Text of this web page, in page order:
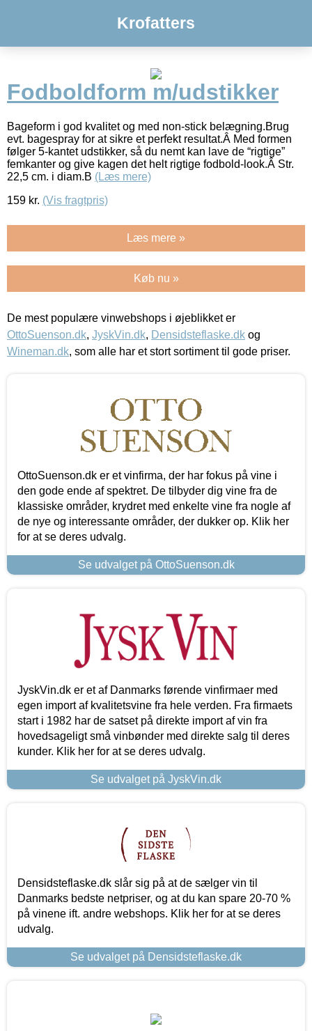
Krofatters
Fodboldform m/udstikker
Bageform i god kvalitet og med non-stick belægning.Brug
evt. bagespray for at sikre et perfekt resultat.Â Med formen
følger 5-kantet udstikker, så du nemt kan lave de “rigtige”
femkanter og give kagen det helt rigtige fodbold-look.Â Str.
22,5 cm. i diam.B (Læs mere)
159 kr. (Vis fragtpris)
Læs mere »
Køb nu »
De mest populære vinwebshops i øjeblikket er
OttoSuenson.dk, JyskVin.dk, Densidsteflaske.dk og
Wineman.dk, som alle har et stort sortiment til gode priser.
OttoSuenson.dk er et vinfirma, der har fokus på vine i
den gode ende af spektret. De tilbyder dig vine fra de
klassiske områder, krydret med enkelte vine fra nogle af
de nye og interessante områder, der dukker op. Klik her
for at se deres udvalg.
Se udvalget på OttoSuenson.dk
JyskVin.dk er et af Danmarks førende vinfirmaer med
egen import af kvalitetsvine fra hele verden. Fra firmaets
start i 1982 har de satset på direkte import af vin fra
hovedsageligt små vinbønder med direkte salg til deres
kunder. Klik her for at se deres udvalg.
Se udvalget på JyskVin.dk
Densidsteflaske.dk slår sig på at de sælger vin til
Danmarks bedste netpriser, og at du kan spare 20-70 %
på vinene ift. andre webshops. Klik her for at se deres
udvalg.
Se udvalget på Densidsteflaske.dk